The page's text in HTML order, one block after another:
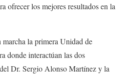
ofrecer los mejores resultados en la
marcha la primera Unidad de
donde interactúan las dos
Dr. Sergio Alonso Martínez y la